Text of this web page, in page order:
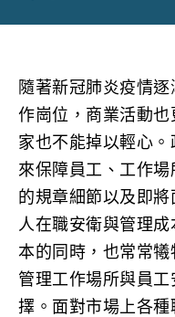
隨著新冠肺炎疫情
作崗位，商業活動
家也不能掉以輕心。
來保障員工、工作
的規章細節以及即
人在職安衛與管理
本的同時，也常常
管理工作場所與員
擇。面對市場上各